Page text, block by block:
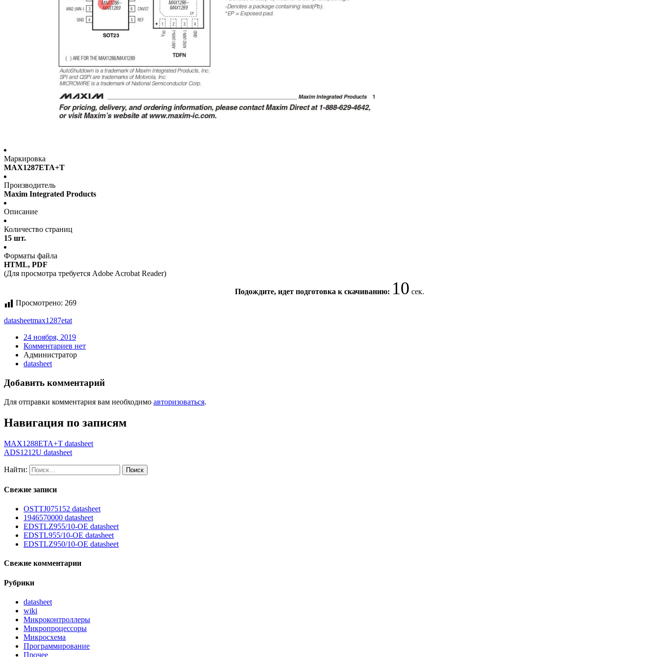
Маркировка
MAX1287ETA+T
Производитель
Maxim Integrated Products
Описание
Количество страниц
15 шт.
Форматы файла
HTML, PDF
(Для просмотра требуется Adobe Acrobat Reader)
Подождите, идет подготовка к скачиванию: 10 сек.
Просмотрено: 269
datasheetmax1287etat
24 ноября, 2019
Комментариев нет
Администратор
datasheet
Добавить комментарий
Для отправки комментария вам необходимо авторизоваться.
Навигация по записям
MAX1288ETA+T datasheet
ADS1212U datasheet
Найти:
Свежие записи
OSTTJ075152 datasheet
1946570000 datasheet
EDSTLZ955/10-OE datasheet
EDSTL955/10-OE datasheet
EDSTLZ950/10-OE datasheet
Свежие комментарии
Рубрики
datasheet
wiki
Микроконтроллеры
Микропроцессоры
Микросхема
Программирование
Прочее